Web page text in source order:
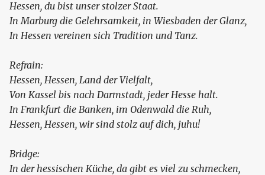
Hessen, du bist unser stolzer Staat.
In Marburg die Gelehrsamkeit, in Wiesbaden der Glanz,
In Hessen vereinen sich Tradition und Tanz.
Refrain:
Hessen, Hessen, Land der Vielfalt,
Von Kassel bis nach Darmstadt, jeder Hesse halt.
In Frankfurt die Banken, im Odenwald die Ruh,
Hessen, Hessen, wir sind stolz auf dich, juhu!
Bridge:
In der hessischen Küche, da gibt es viel zu schmecken,